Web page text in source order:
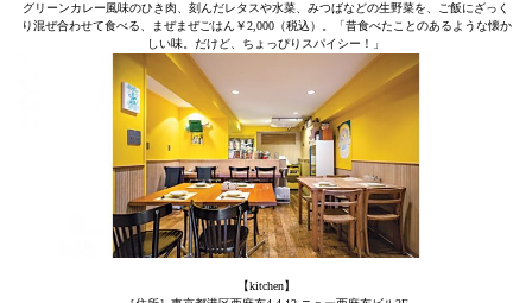
グリーンカレー風味のひき肉、刻んだレタスや水菜、みつばなどの生野菜を、ご飯にざっく
り混ぜ合わせて食べる、まぜまぜごはん￥2,000（税込）。「昔食べたことのあるような懐か
しい味。だけど、ちょっぴりスパイシー！」
【kitchen】